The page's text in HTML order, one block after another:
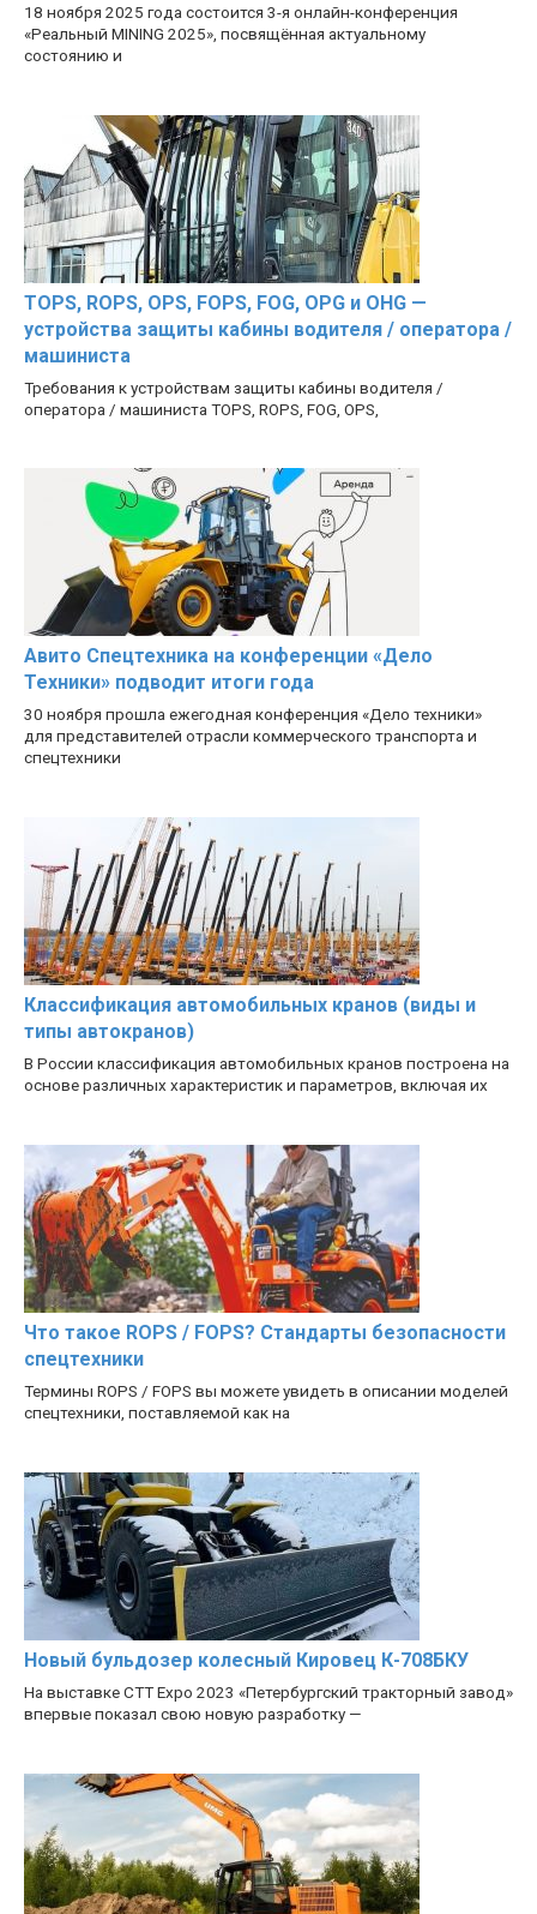
18 ноября 2025 года состоится 3-я онлайн-конференция
«Реальный MINING 2025», посвящённая актуальному
состоянию и
TOPS, ROPS, OPS, FOPS, FOG, OPG и OHG —
устройства защиты кабины водителя / оператора /
машиниста
Требования к устройствам защиты кабины водителя /
оператора / машиниста TOPS, ROPS, FOG, OPS,
Авито Спецтехника на конференции «Дело
Техники» подводит итоги года
30 ноября прошла ежегодная конференция «Дело техники»
для представителей отрасли коммерческого транспорта и
спецтехники
Классификация автомобильных кранов (виды и
типы автокранов)
В России классификация автомобильных кранов построена на
основе различных характеристик и параметров, включая их
Что такое ROPS / FOPS? Стандарты безопасности
спецтехники
Термины ROPS / FOPS вы можете увидеть в описании моделей
спецтехники, поставляемой как на
Новый бульдозер колесный Кировец К-708БКУ
На выставке CTT Expo 2023 «Петербургский тракторный завод»
впервые показал свою новую разработку —